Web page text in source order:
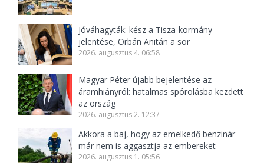
Jóváhagyták: kész a Tisza-kormány
jelentése, Orbán Anitán a sor
2026. augusztus 4. 06:58
Magyar Péter újabb bejelentése az
áramhiányról: hatalmas spórolásba kezdett
az ország
2026. augusztus 2. 12:37
Akkora a baj, hogy az emelkedő benzinár
már nem is aggasztja az embereket
2026. augusztus 1. 05:56